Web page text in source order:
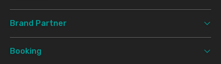
Brand Partner
Booking